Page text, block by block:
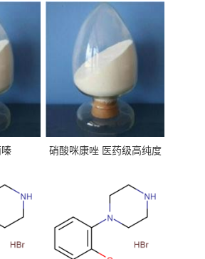
硝酸咪康唑 医药级高纯度